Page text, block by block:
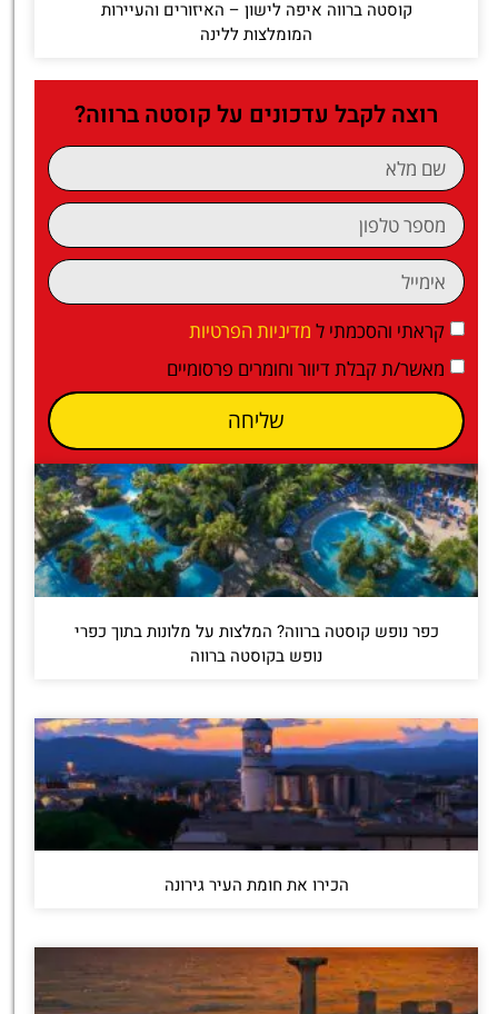
קוסטה ברווה איפה לישון – האיזורים והעיירות
המומלצות ללינה
רוצה לקבל עדכונים על קוסטה ברווה?
קראתי והסכמתי ל מדיניות הפרטיות
מאשר/ת קבלת דיוור וחומרים פרסומיים
שליחה
כפר נופש קוסטה ברווה? המלצות על מלונות בתוך כפרי
נופש בקוסטה ברווה
הכירו את חומת העיר גירונה